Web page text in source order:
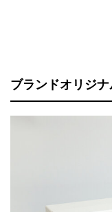
ブランドオリジ